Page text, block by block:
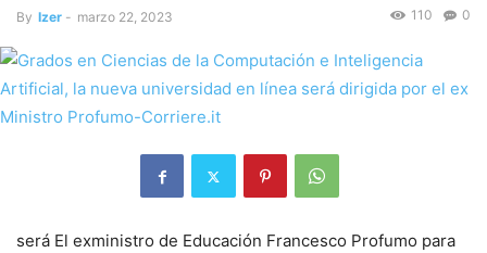
By Izer - marzo 22, 2023 0
110
será El exministro de Educación Francesco Profumo para